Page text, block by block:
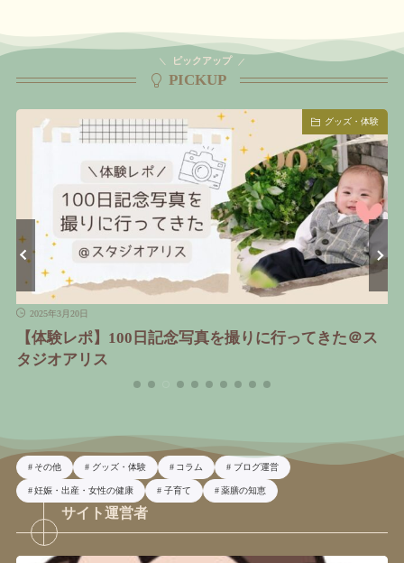
PICKUP
ピックアップ
子育て
2025年8月8日
ベビーベッド卒業！家族みんなが快適に眠れる寝室作
り
その他 グッズ・体験 コラム ブログ運営
妊娠・出産・女性の健康 子育て 薬膳の知恵
サイト運営者